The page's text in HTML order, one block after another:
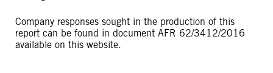
Company responses sought in the production of this
report can be found in document AFR 62/3412/2016
available on this website.